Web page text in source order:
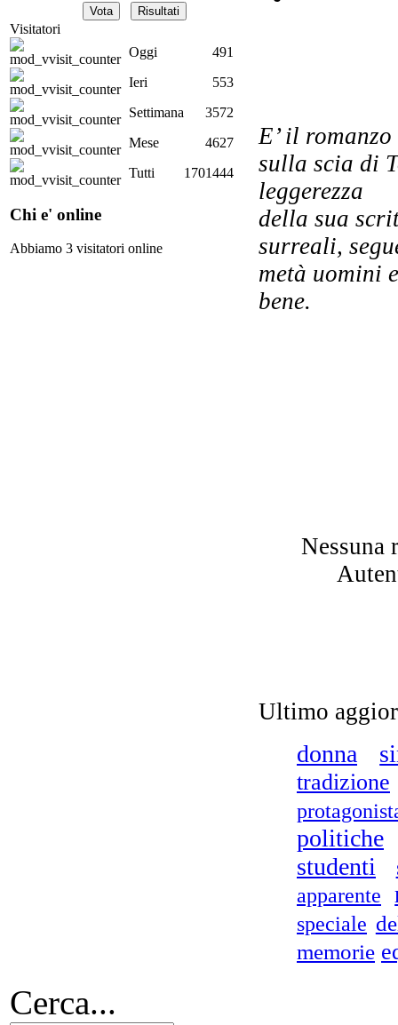
Un
Visitatori
Oggi
491
Ieri
553
Settimana
3572
Mese
4627
Tutti
1701444
Chi e' online
Abbiamo 3 visitatori online
E’ il
sulla scia di
leggerezza
della sua
surreali,
metà uomini
bene.
Nessuna
Ultimo
donna
tradizione
politiche
studenti
apparente
speciale
memorie
Cerca...